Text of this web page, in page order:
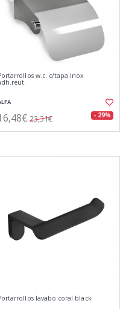
w.c. c/tapa inox
23,31€ - 29%
lavabo coral black